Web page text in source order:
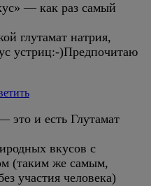
— как раз самый
глутамат натрия,
устриц:-)Предпочитаю
это и есть Глутамат
вкусов с
(таким же самым,
участия человека)